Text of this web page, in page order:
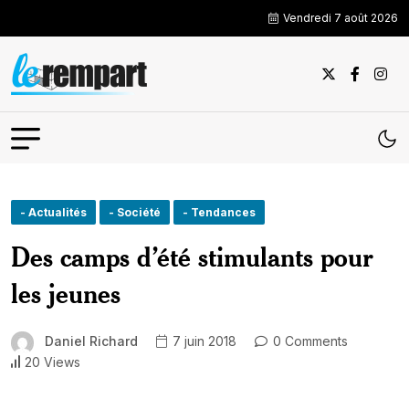
Vendredi 7 août 2026
- Actualités - Société - Tendances
Des camps d’été stimulants pour
les jeunes
Daniel Richard 7 juin 2018
0 Comments
20 Views